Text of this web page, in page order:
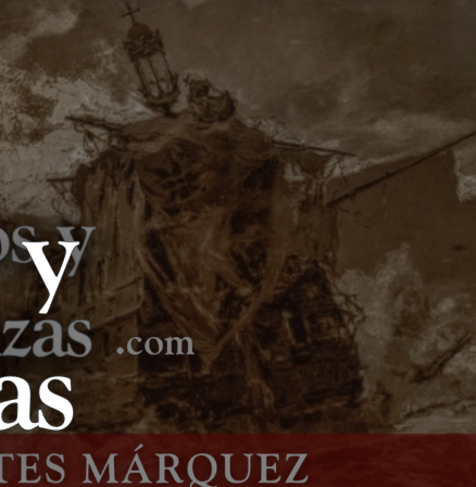
LIBROS Y
LANZAS